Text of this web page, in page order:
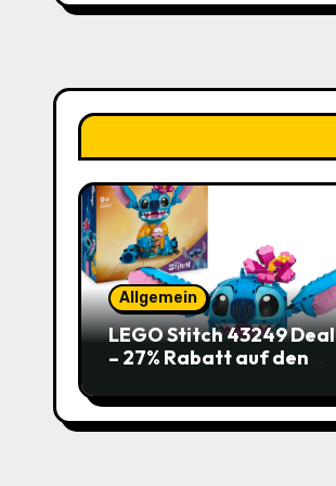
Allgemein
LEGO Stitch 43249 Deal
– 27% Rabatt auf den